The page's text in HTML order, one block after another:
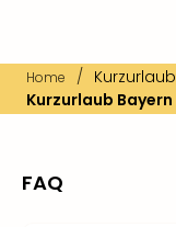
Home / Kurzurlaub
Kurzurlaub Bayern
FAQ